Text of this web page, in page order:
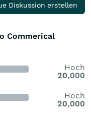
Diskussion erstellen
Commerical
Hoch
20,000
Hoch
20,000